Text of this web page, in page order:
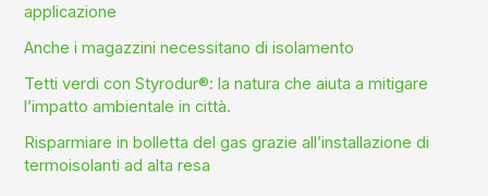
applicazione
Anche i magazzini necessitano di isolamento
Tetti verdi con Styrodur®: la natura che aiuta a mitigare
l’impatto ambientale in città.
Risparmiare in bolletta del gas grazie all’installazione di
termoisolanti ad alta resa